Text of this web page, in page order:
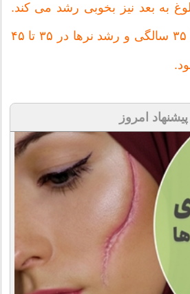
به بعد نیز بخوبی رشد می کند.
رشد ماده ها در ۲۵ تا ۳۵ سالگی و رشد نرها در ۳۵ تا ۴۵
پیشنهاد امروز